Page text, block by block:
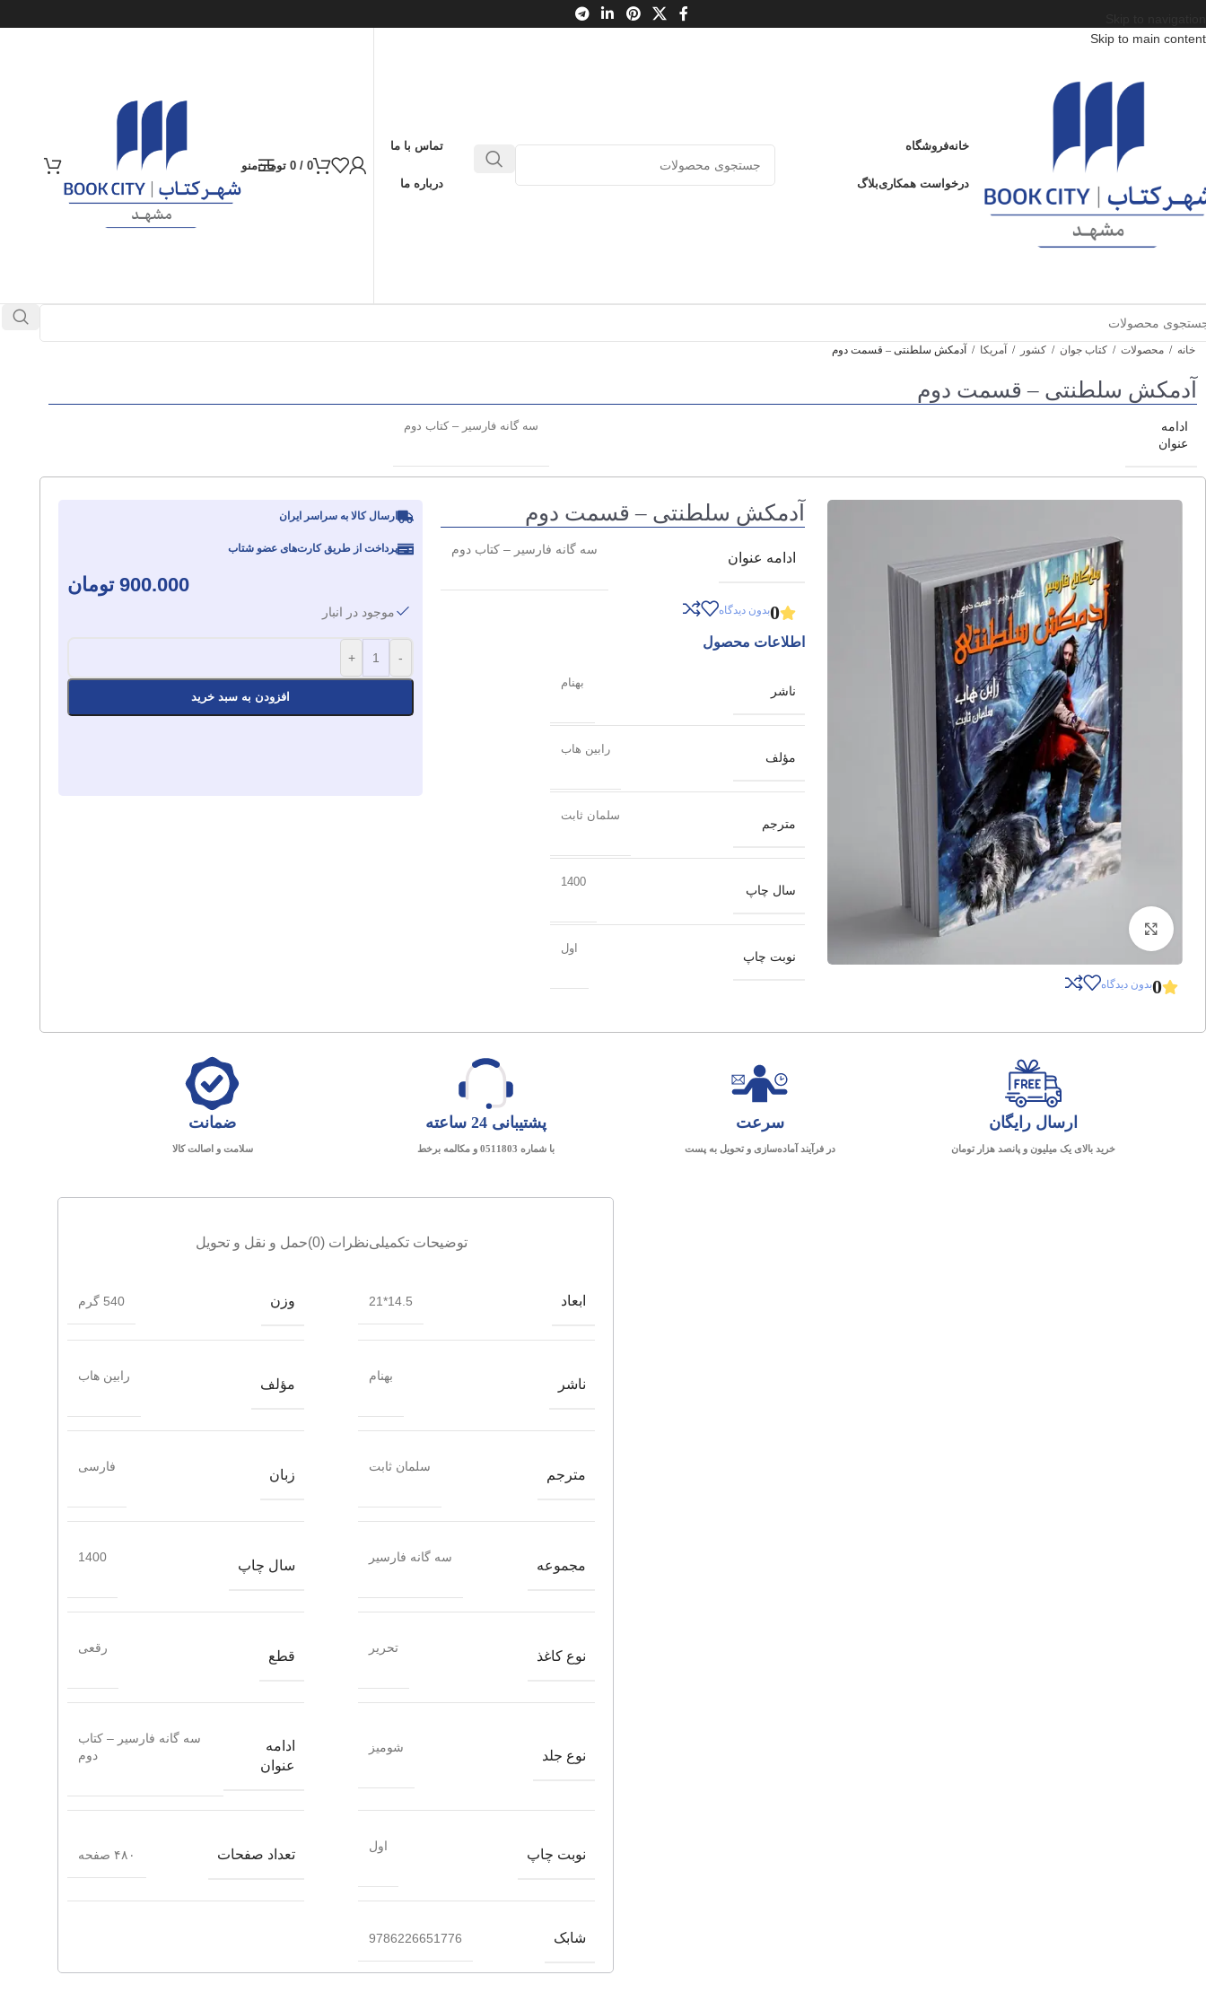
Skip to main content
خانهفروشگاه
درخواست همکاریبلاگ
تماس با ما
درباره ما
0
/
0 تومانمنو
خانه / محصولات / کتاب جوان / کشور / آمریکا / آدمکش سلطنتی – قسمت دوم
آدمکش سلطنتی – قسمت دوم
ادامه
عنوان
سه گانه فارسیر – کتاب دوم
0بدون دیدگاه
آدمکش سلطنتی – قسمت دوم
ادامه عنوان
سه گانه فارسیر – کتاب دوم
0بدون دیدگاه
اطلاعات محصول
ناشر
بهنام
مؤلف
رابین هاب
مترجم
سلمان ثابت
سال چاپ
1400
نوبت چاپ
اول
ارسال کالا به سراسر ایران
پرداخت از طریق کارت‌های عضو شتاب
900.000 تومان
موجود در انبار
-
+
افزودن به سبد خرید
ارسال رایگان
خرید بالای یک میلیون و پانصد هزار تومان
سرعت
در فرآیند آماده‌سازی و تحویل به پست
پشتیبانی 24 ساعته
با شماره 0511803 و مکالمه برخط
ضمانت
سلامت و اصالت کالا
توضیحات تکمیلینظرات (0) حمل و نقل و تحویل
ابعاد 14.5*21 وزن 540 گرم
ناشر
بهنام
مؤلف
رابین هاب
مترجم
سلمان ثابت
زبان
فارسی
مجموعه
سه گانه فارسیر
سال چاپ
1400
نوع کاغذ
تحریر
قطع
رقعی
نوع جلد
شومیز
ادامه
عنوان
سه گانه فارسیر – کتاب
دوم
نوبت چاپ
اول
تعداد صفحات ۴۸۰ صفحه
شابک 9786226651776